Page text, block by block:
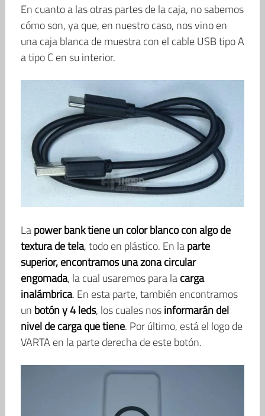
En cuanto a las otras partes de la caja, no sabemos
cómo son, ya que, en nuestro caso, nos vino en
una caja blanca de muestra con el cable USB tipo A
a tipo C en su interior.
Lapower bank tiene un color blanco con algo de
textura de tela, todo en plástico. En laparte
superior, encontramos una zona circular
engomada, la cual usaremos para lacarga
inalámbrica. En esta parte, también encontramos
un botón y 4 leds, los cuales nosinformarán del
nivel de carga que tiene. Por último, está el logo de
VARTA en la parte derecha de este botón.